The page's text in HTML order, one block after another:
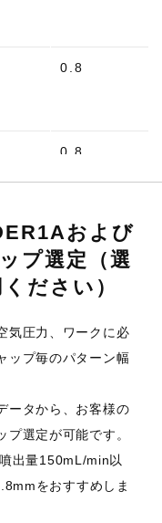
0.8
0.8
1.0
1.0
1.0
および
プ選定（選
ださい）
気圧力、ワークに必
ップ毎のパターン幅
ータから、お客様の
選定が可能です。
出量150mL/min以
をおすすめしま